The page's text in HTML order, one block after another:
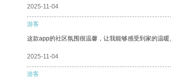
2025-11-04
游客
这款app的社区氛围很温馨，让我能够感受到家的温暖
2025-11-04
游客